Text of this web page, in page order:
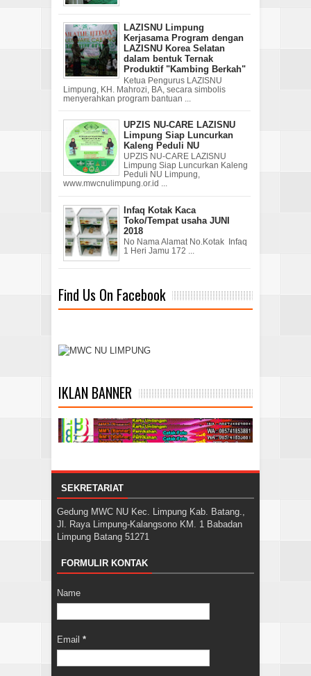
LAZISNU Limpung
Kerjasama Program dengan
LAZISNU Korea Selatan
dalam bentuk Ternak
Produktif "Kambing Berkah"
Ketua Pengurus LAZISNU
Limpung, KH. Mahrozi, BA, secara simbolis
menyerahkan program bantuan ...
UPZIS NU-CARE LAZISNU
Limpung Siap Luncurkan
Kaleng Peduli NU
UPZIS NU-CARE LAZISNU
Limpung Siap Luncurkan Kaleng
Peduli NU Limpung,
www.mwcnulimpung.or.id ...
Infaq Kotak Kaca
Toko/Tempat usaha JUNI
2018
No Nama Alamat No.Kotak Infaq
1 Heri Jamu 172 ...
Find Us On Facebook
IKLAN BANNER
SEKRETARIAT
Gedung MWC NU Kec. Limpung Kab. Batang.,
Jl. Raya Limpung-Kalangsono KM. 1 Babadan
Limpung Batang 51271
FORMULIR KONTAK
Name
Email *